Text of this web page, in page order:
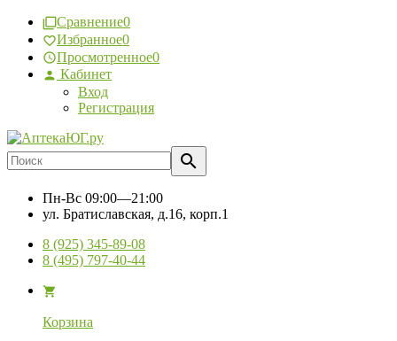
Сравнение0
Избранное0
Просмотренное0
Кабинет
Вход
Регистрация
Пн-Вс 09:00—21:00
ул. Братиславская, д.16, корп.1
8 (925) 345-89-08
8 (495) 797-40-44
Корзина